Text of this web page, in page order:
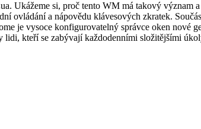
Ukážeme si, proč tento WM má takový význam
ovládání a nápovědu klávesových zkratek.
je vysoce konfigurovatelný správce oken nové
kteří se zabývají každodenními složitějšími